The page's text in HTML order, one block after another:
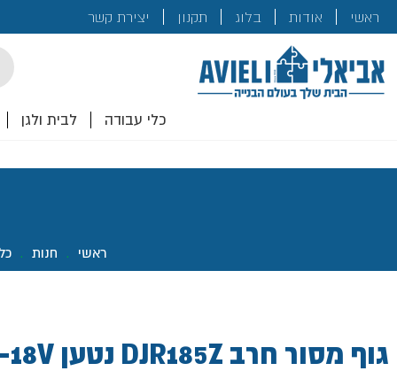
ראשי אודות בלוג תקנון יצירת קשרלכם!
כלי עבודה לבית ולגן
ראשי . חנות .
גוף מסור חרב DJR185Z נטען 18V- מקיטה